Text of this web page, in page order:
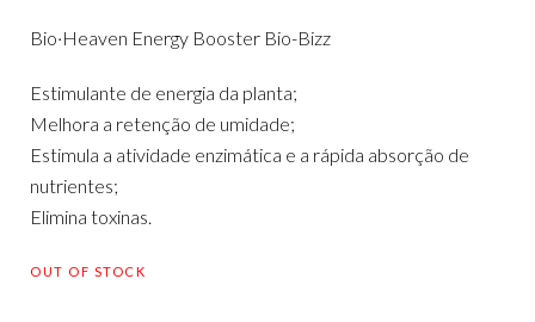
Bio·Heaven Energy Booster Bio-Bizz
Estimulante de energia da planta;
Melhora a retenção de umidade;
Estimula a atividade enzimática e a rápida absorção de
nutrientes;
Elimina toxinas.
OUT OF STOCK